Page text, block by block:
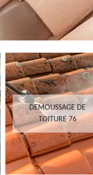
DEMOUSSAGE DE
TOITURE 76